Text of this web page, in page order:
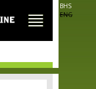
BHS
ENG